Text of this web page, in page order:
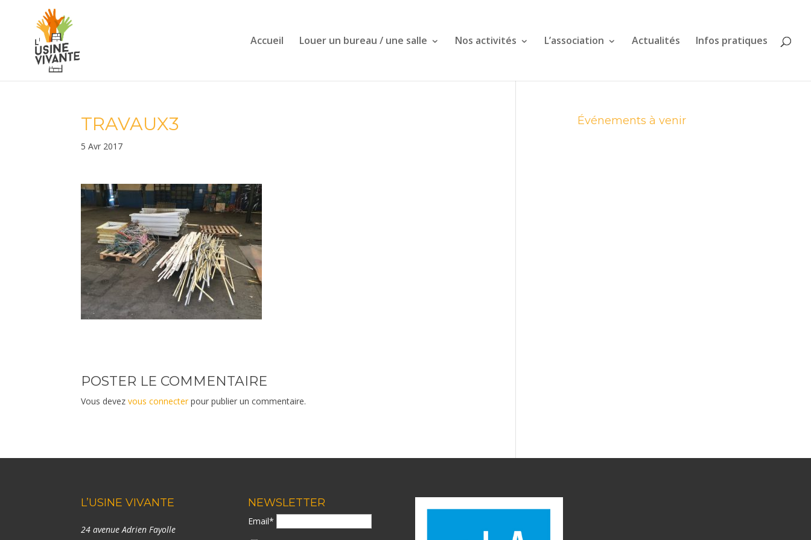
Accueil Louer un bureau / une salle Nos activités L’association Actualités Infos pratiques
TRAVAUX3
5 Avr 2017
POSTER LE COMMENTAIRE
Vous devezvous connecterpour publier un commentaire.
Événements à venir
L’USINE VIVANTE
24 avenue Adrien Fayolle
NEWSLETTER
Email*